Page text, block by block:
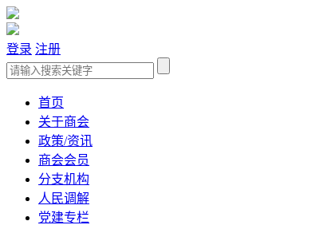
登录 注册
首页
关于商会
政策/资讯
商会会员
分支机构
人民调解
党建专栏